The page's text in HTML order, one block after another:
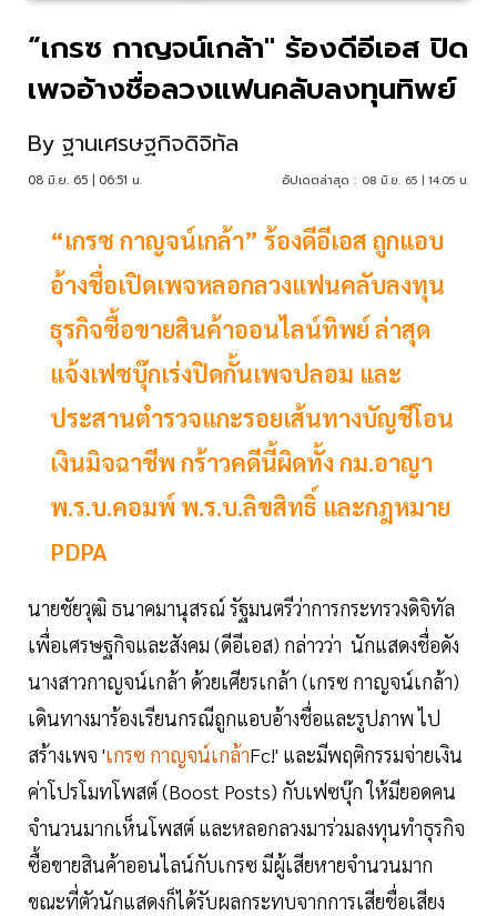
“เกรซ กาญจน์เกล้า" ร้องดีอีเอส ปิด
เพจอ้างชื่อลวงแฟนคลับลงทุนทิพย์
By ฐานเศรษฐกิจดิจิทัล
08 มิ.ย. 65 | 06:51 น. อัปเดตล่าสุด : 08 มิ.ย. 65 | 14:05 น.
“เกรซ กาญจน์เกล้า” ร้องดีอีเอส ถูกแอบ
อ้างชื่อเปิดเพจหลอกลวงแฟนคลับลงทุน
ธุรกิจซื้อขายสินค้าออนไลน์ทิพย์ ล่าสุด
แจ้งเฟซบุ๊กเร่งปิดกั้นเพจปลอม และ
ประสานตำรวจแกะรอยเส้นทางบัญชีโอน
เงินมิจฉาชีพ กร้าวคดีนี้ผิดทั้ง กม.อาญา
พ.ร.บ.คอมพ์ พ.ร.บ.ลิขสิทธิ์ และกฎหมาย
PDPA
นายชัยวุฒิ ธนาคมานุสรณ์ รัฐมนตรีว่าการกระทรวงดิจิทัล
เพื่อเศรษฐกิจและสังคม (ดีอีเอส) กล่าวว่า นักแสดงชื่อดัง
นางสาวกาญจน์เกล้า ด้วยเศียรเกล้า (เกรซ กาญจน์เกล้า)
เดินทางมาร้องเรียนกรณีถูกแอบอ้างชื่อและรูปภาพ ไป
สร้างเพจ 'เกรซ กาญจน์เกล้าFc!' และมีพฤติกรรมจ่ายเงิน
ค่าโปรโมทโพสต์ (Boost Posts) กับเฟซบุ๊ก ให้มียอดคน
จำนวนมากเห็นโพสต์ และหลอกลวงมาร่วมลงทุนทำธุรกิจ
ซื้อขายสินค้าออนไลน์กับเกรซ มีผู้เสียหายจำนวนมาก
ขณะที่ตัวนักแสดงก็ได้รับผลกระทบจากการเสียชื่อเสียง